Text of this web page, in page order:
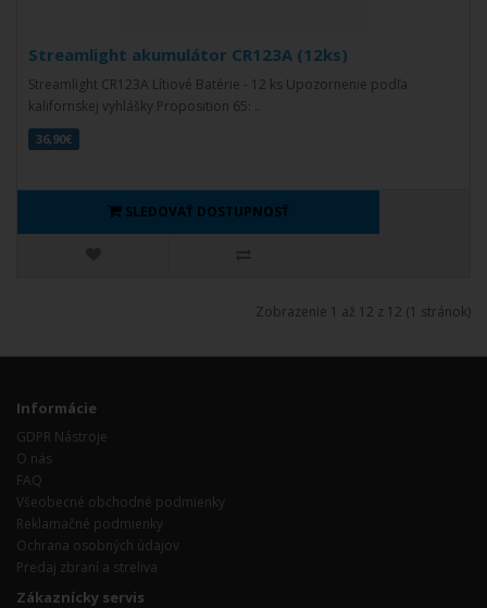
Streamlight akumulátor CR123A (12ks)
Streamlight CR123A Lítiové Batérie - 12 ks Upozornenie podľa
kalifornskej vyhlášky Proposition 65: ..
36,90€
SLEDOVAŤ DOSTUPNOSŤ
Zobrazenie 1 až 12 z 12 (1 stránok)
Informácie
GDPR Nástroje
O nás
FAQ
Všeobecné obchodné podmienky
Reklamačné podmienky
Ochrana osobných údajov
Predaj zbraní a streliva
Zákaznícky servis